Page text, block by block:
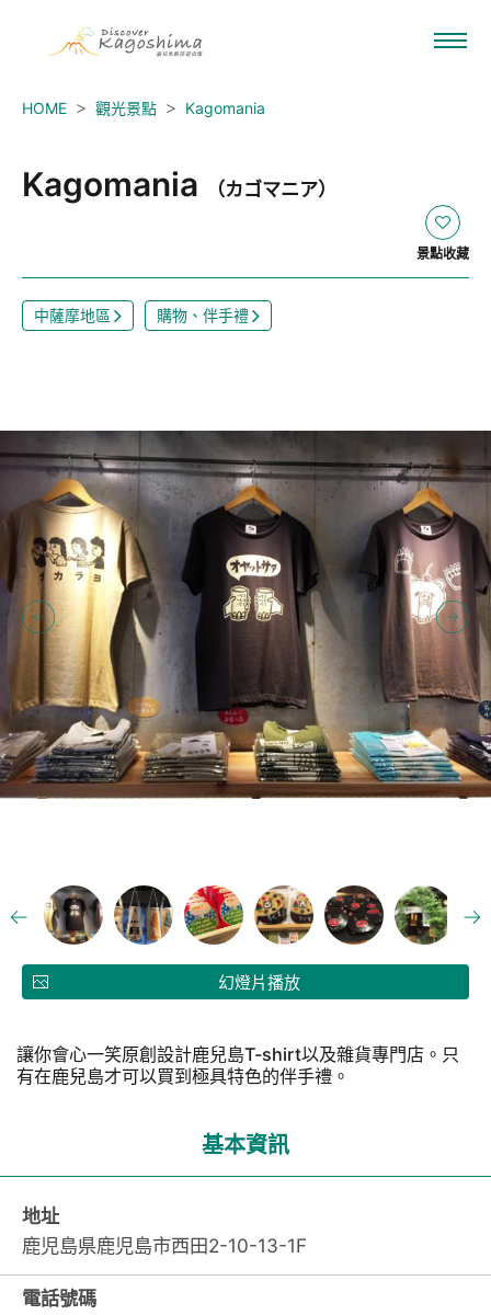
HOME 觀光景點 Kagomania
Kagomania （カゴマニア）
景點收藏
中薩摩地區 購物、伴手禮
幻燈片播放
讓你會心一笑原創設計鹿兒島T-shirt以及雜貨專門店。只
有在鹿兒島才可以買到極具特色的伴手禮。
基本資訊
地址
鹿児島県鹿児島市西田2-10-13-1F
電話號碼